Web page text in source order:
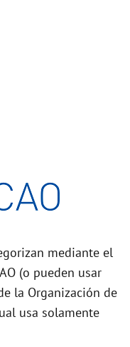
mediante el
(o pueden usar
la Organización de
usa solamente